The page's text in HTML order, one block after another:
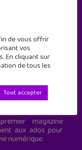
numérique
magazine
aux ados pour
numérique.
de vous offrir
vos
En cliquant sur
de tous les
Tout accepter